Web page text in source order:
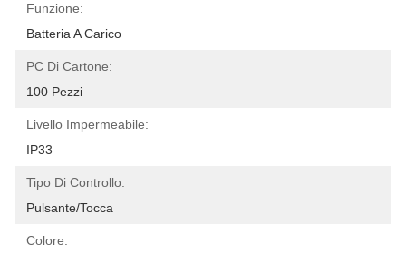
Funzione:
Batteria A Carico
PC Di Cartone:
100 Pezzi
Livello Impermeabile:
IP33
Tipo Di Controllo:
Pulsante/tocca
Colore: